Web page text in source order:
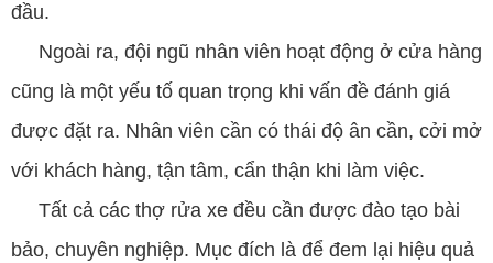
đầu.
Ngoài ra, đội ngũ nhân viên hoạt động ở cửa hàng
cũng là một yếu tố quan trọng khi vấn đề đánh giá
được đặt ra. Nhân viên cần có thái độ ân cần, cởi mở
với khách hàng, tận tâm, cẩn thận khi làm việc.
Tất cả các thợ rửa xe đều cần được đào tạo bài
bảo, chuyên nghiệp. Mục đích là để đem lại hiệu quả